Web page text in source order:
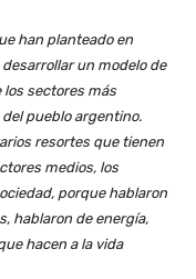
han planteado en
un modelo de
los sectores más
pueblo argentino.
resortes que tienen
medios, los
porque hablaron
hablaron de energía,
hacen a la vida